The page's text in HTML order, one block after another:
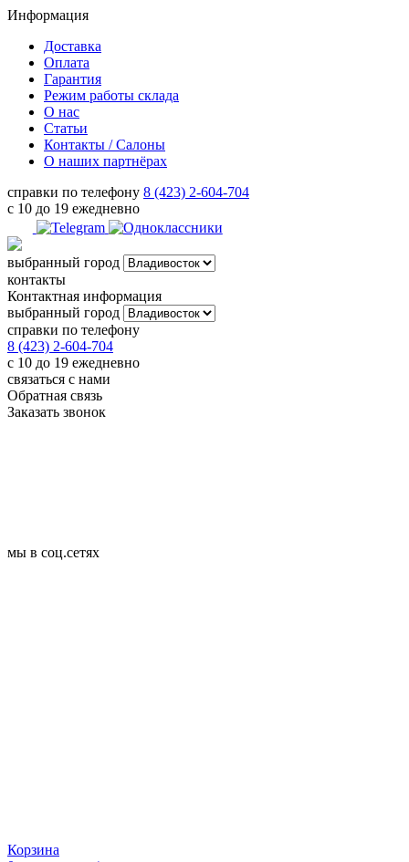
Информация
Доставка
Оплата
Гарантия
Режим работы склада
О нас
Статьи
Контакты / Салоны
О наших партнёрах
справки по телефону 8 (423) 2-604-704
с 10 до 19 ежедневно
выбранный город
контакты
Контактная информация
выбранный город
справки по телефону
8 (423) 2-604-704
с 10 до 19 ежедневно
связаться с нами
Обратная связь
Заказать звонок
мы в соц.сетях
Корзина